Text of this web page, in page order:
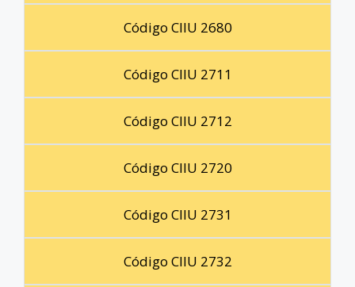
Código CIIU 2680
Código CIIU 2711
Código CIIU 2712
Código CIIU 2720
Código CIIU 2731
Código CIIU 2732